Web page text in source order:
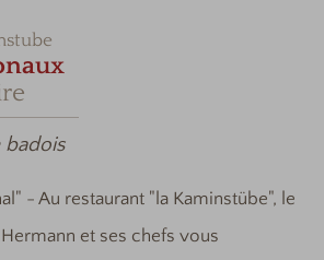
badois
- Au restaurant "la Kaminstübe", le
et ses chefs vous